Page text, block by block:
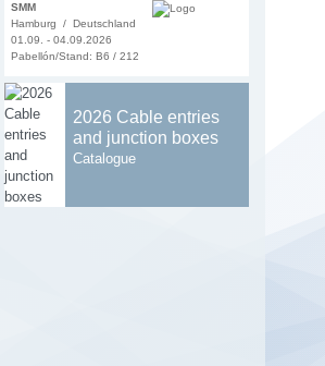
SMM
Hamburg / Deutschland
01.09. - 04.09.2026
Pabellón/Stand: B6 / 212
2026 Cable entries
and junction boxes
Catalogue